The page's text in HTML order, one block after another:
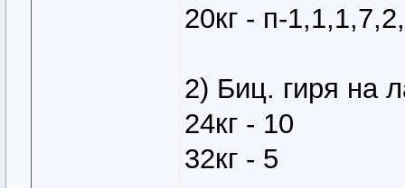
20кг - п-
2) Биц. гиря на
24кг - 10
32кг - 5